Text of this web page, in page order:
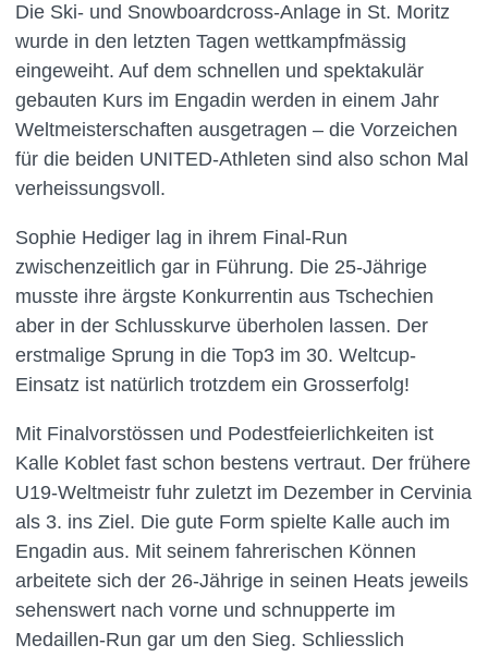
Die Ski- und Snowboardcross-Anlage in St. Moritz
wurde in den letzten Tagen wettkampfmässig
eingeweiht. Auf dem schnellen und spektakulär
gebauten Kurs im Engadin werden in einem Jahr
Weltmeisterschaften ausgetragen – die Vorzeichen
für die beiden UNITED-Athleten sind also schon Mal
verheissungsvoll.
Sophie Hediger lag in ihrem Final-Run
zwischenzeitlich gar in Führung. Die 25-Jährige
musste ihre ärgste Konkurrentin aus Tschechien
aber in der Schlusskurve überholen lassen. Der
erstmalige Sprung in die Top3 im 30. Weltcup-
Einsatz ist natürlich trotzdem ein Grosserfolg!
Mit Finalvorstössen und Podestfeierlichkeiten ist
Kalle Koblet fast schon bestens vertraut. Der frühere
U19-Weltmeistr fuhr zuletzt im Dezember in Cervinia
als 3. ins Ziel. Die gute Form spielte Kalle auch im
Engadin aus. Mit seinem fahrerischen Können
arbeitete sich der 26-Jährige in seinen Heats jeweils
sehenswert nach vorne und schnupperte im
Medaillen-Run gar um den Sieg. Schliesslich